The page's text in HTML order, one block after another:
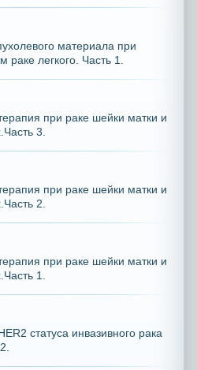
материала при
легкого. Часть 1.
при раке шейки матки и
3.
при раке шейки матки и
2.
при раке шейки матки и
1.
статуса инвазивного рака